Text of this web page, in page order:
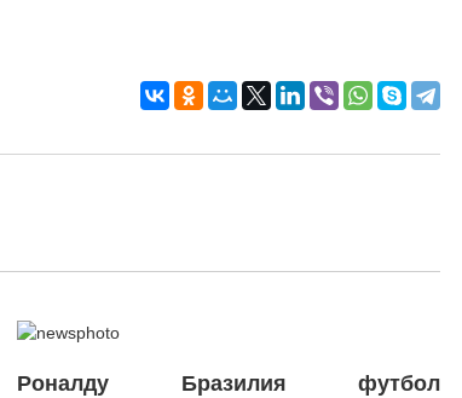
Роналду Бразилия футбол